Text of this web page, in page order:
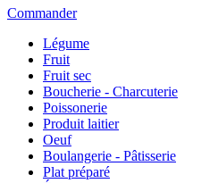
Commander
Légume
Fruit
Fruit sec
Boucherie - Charcuterie
Poissonerie
Produit laitier
Oeuf
Boulangerie - Pâtisserie
Plat préparé